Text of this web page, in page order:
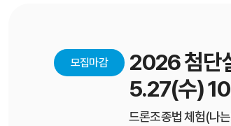
교육연수원
모집마감
2026 첨단
5.27(수)
드론조종법 체험(나